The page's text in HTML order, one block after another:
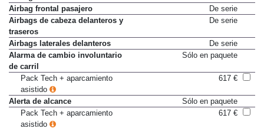
Airbag frontal conductor
De serie
Airbag frontal pasajero
De serie
Airbags de cabeza delanteros y
traseros
Airbags laterales delanteros
De serie
Alarma de cambio involuntario
de carril
Pack Tech + aparcamiento
asistido
Alerta de alcance
Sólo en paquete
Pack Tech + aparcamiento